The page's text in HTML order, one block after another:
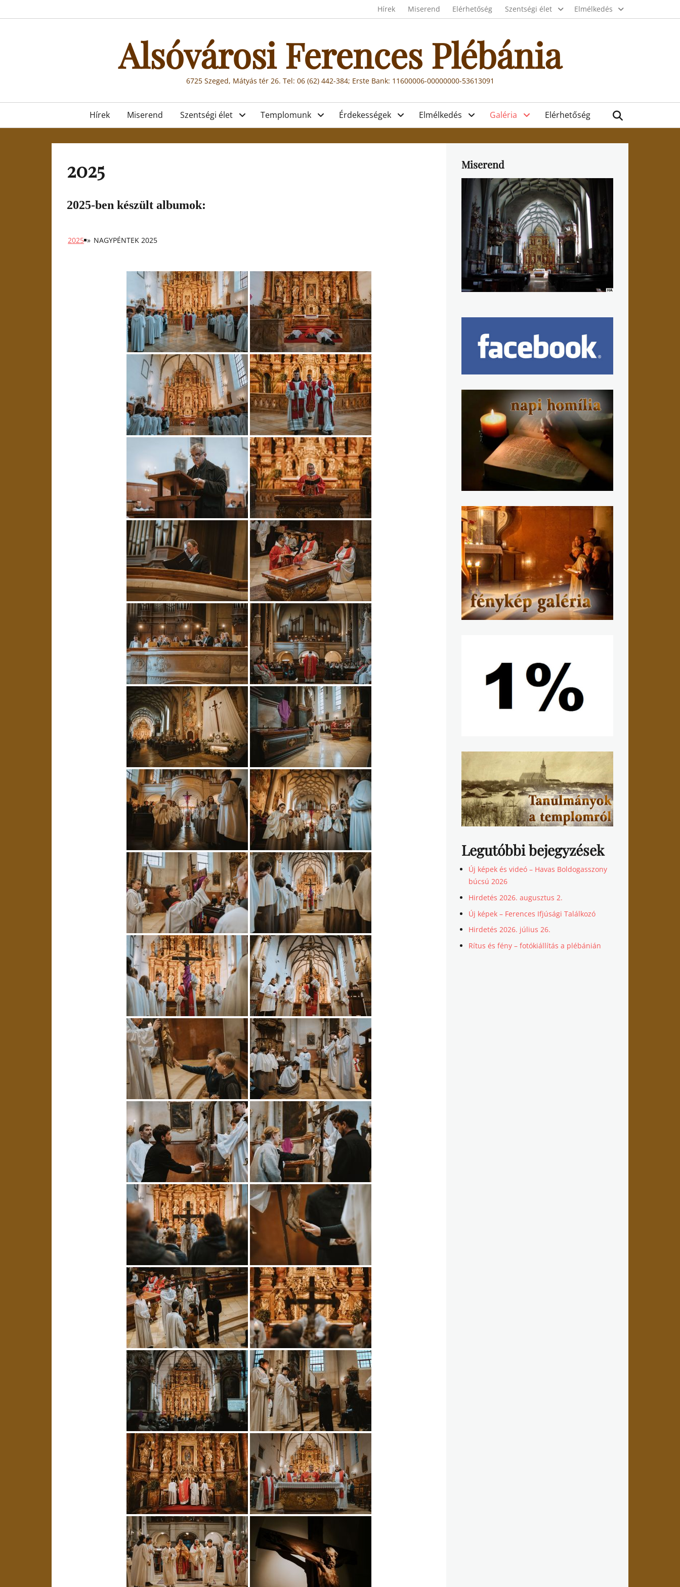
to
Header menu
Hírek Miserend Elérhetőség Szentségi élet Elmélkedés
Alsóvárosi Ferences Plébánia
6725 Szeged, Mátyás tér 26. Tel: 06 (62) 442-384; Erste Bank: 11600006-00000000-53613091
Primary
menu
Hírek Miserend Szentségi élet Templomunk Érdekességek Elmélkedés Galéria Elérhetőség
2025
2025-ben készült albumok:
2025 » NAGYPÉNTEK 2025
Miserend
Legutóbbi bejegyzések
Új képek és videó – Havas Boldogasszony
búcsú 2026
Hirdetés 2026. augusztus 2.
Új képek – Ferences Ifjúsági Találkozó
Hirdetés 2026. július 26.
Rítus és fény – fotókiállítás a plébánián